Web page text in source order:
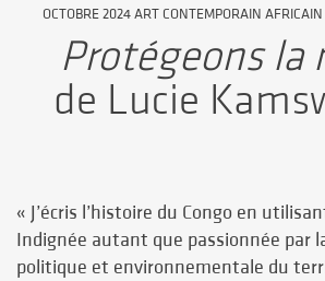
OCTOBRE 2024 ART CONTEMPORAIN
Protégeons la
de Lucie
« J’écris l’histoire du Congo en
Indignée autant que passionnée par
politique et environnementale du